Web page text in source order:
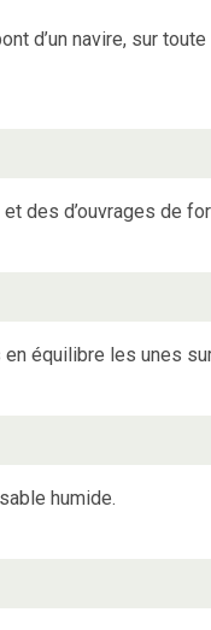
d’un navire, sur
des d’ouvrages de
équilibre les unes
humide.